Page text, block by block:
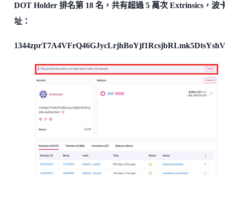
DOT Holder 排名第 18 名，共有超過 5 萬次 Extrinsics，波
址：
1344zprT7A4VFrQ46GJycLrjhBoYjf1RcsjbRLmk5DtsYshV